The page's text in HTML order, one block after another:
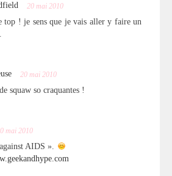
20 mai 2010
top ! je sens que je vais aller y faire un
20 mai 2010
squaw so craquantes !
mai 2010
AIDS ».